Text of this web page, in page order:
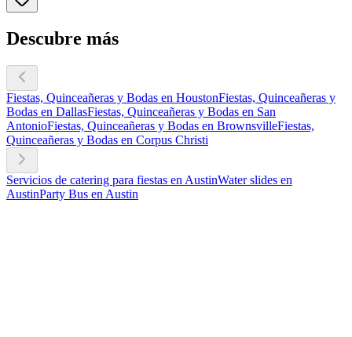
Descubre más
Fiestas, Quinceañeras y Bodas en HoustonFiestas, Quinceañeras y
Bodas en DallasFiestas, Quinceañeras y Bodas en San
AntonioFiestas, Quinceañeras y Bodas en BrownsvilleFiestas,
Quinceañeras y Bodas en Corpus Christi
Servicios de catering para fiestas en AustinWater slides en
AustinParty Bus en Austin